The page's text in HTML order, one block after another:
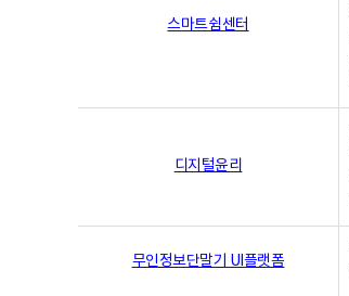
스마트쉼센터
디지털윤리
무인정보단말기 UI플랫폼